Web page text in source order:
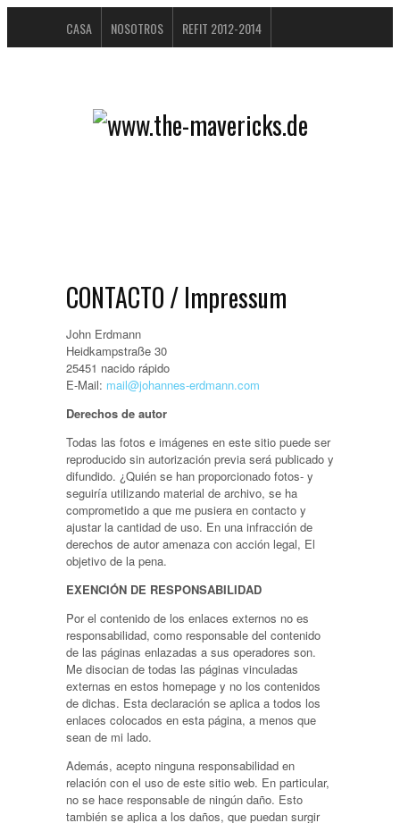
CASA NOSOTROS REFIT 2012-2014
CONTACTO / IMPRESSUM
CONTACTO / Impressum
John Erdmann
Heidkampstraße 30
25451 nacido rápido
E-Mail: mail@johannes-erdmann.com
Derechos de autor
Todas las fotos e imágenes en este sitio puede ser
reproducido sin autorización previa será publicado y
difundido. ¿Quién se han proporcionado fotos- y
seguiría utilizando material de archivo, se ha
comprometido a que me pusiera en contacto y
ajustar la cantidad de uso. En una infracción de
derechos de autor amenaza con acción legal, El
objetivo de la pena.
EXENCIÓN DE RESPONSABILIDAD
Por el contenido de los enlaces externos no es
responsabilidad, como responsable del contenido
de las páginas enlazadas a sus operadores son.
Me disocian de todas las páginas vinculadas
externas en estos homepage y no los contenidos
de dichas. Esta declaración se aplica a todos los
enlaces colocados en esta página, a menos que
sean de mi lado.
Además, acepto ninguna responsabilidad en
relación con el uso de este sitio web. En particular,
no se hace responsable de ningún daño. Esto
también se aplica a los daños, que puedan surgir